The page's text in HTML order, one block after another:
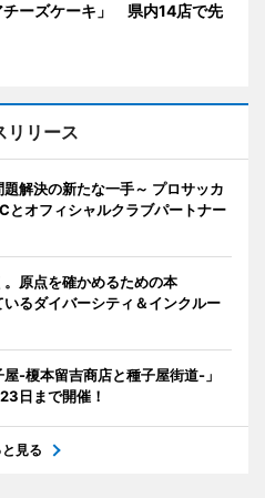
チーズケーキ」 県内14店で先
リリース
解決の新たな一手～ プロサッカ
とオフィシャルクラブパートナー
原点を確かめるための本
るダイバーシティ＆インクルー
-榎本留吉商店と種子屋街道-」
日まで開催！
と見る